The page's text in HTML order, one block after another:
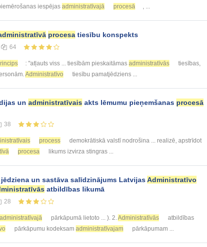
iespējas administratīvajā procesā , ...
procesa tiesību konspekts
64
: "atļauts viss ... tiesībām pieskaitāmas administratīvās
tiesības,
Administratīvo tiesību pamatjēdziens ...
un administratīvais akts lēmumu pieņemšanas procesā
38
process
demokrātiskā valstī nodrošina ... realizē, apstrīdot
procesa likums izvirza stingras ...
jēdziena un sastāva salīdzinājums LatvijasAdministratīvo
atbildības likumā
28
administratīvajā pārkāpumā lietoto ... ). 2. Administratīvās
atbildības
pārkāpumu kodeksam administratīvajam pārkāpumam ...